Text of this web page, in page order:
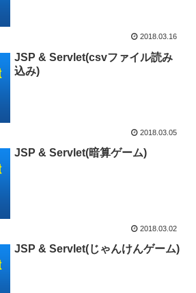
2018.03.16
JSP & Servlet(csvファイル読み
込み)
2018.03.05
JSP & Servlet(暗算ゲーム)
2018.03.02
JSP & Servlet(じゃんけんゲーム)